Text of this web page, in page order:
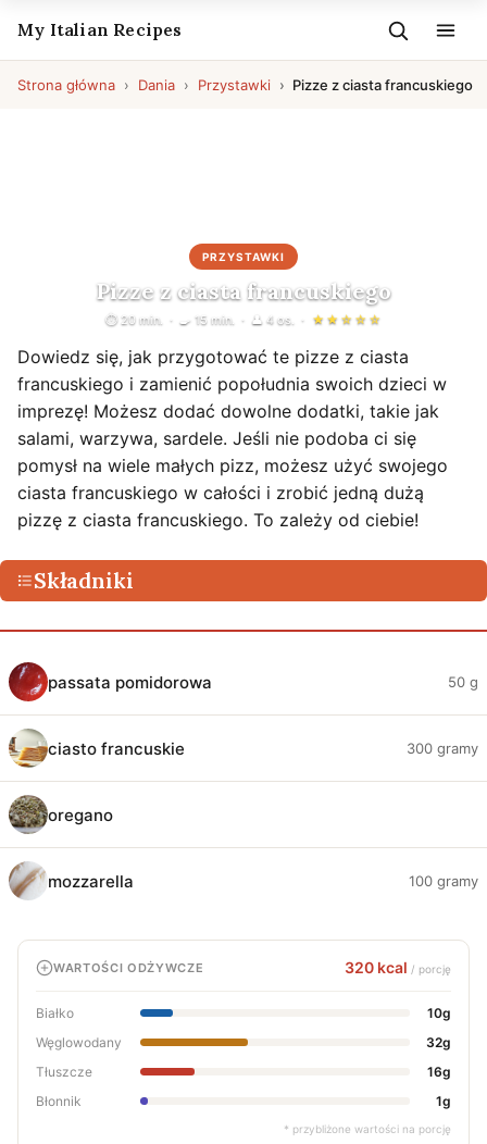
My Italian Recipes
Strona główna Dania Przystawki Pizze z ciasta francuskiego
PRZYSTAWKI
Pizze z ciasta francuskiego
⏱ 20 min. 🍳 15 min. 👤 4 os. ★★☆☆☆
Dowiedz się, jak przygotować te pizze z ciasta
francuskiego i zamienić popołudnia swoich dzieci w
imprezę! Możesz dodać dowolne dodatki, takie jak
salami, warzywa, sardele. Jeśli nie podoba ci się
pomysł na wiele małych pizz, możesz użyć swojego
ciasta francuskiego w całości i zrobić jedną dużą
pizzę z ciasta francuskiego. To zależy od ciebie!
Składniki
passata pomidorowa 50 g
ciasto francuskie 300 gramy
oregano
mozzarella 100 gramy
WARTOŚCI ODŻYWCZE 320 kcal / porcję
Białko
10g
Węglowodany
32g
Tłuszcze
16g
Błonnik
1g
* przybliżone wartości na porcję